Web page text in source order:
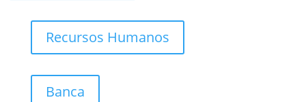
Recursos Humanos
Banca